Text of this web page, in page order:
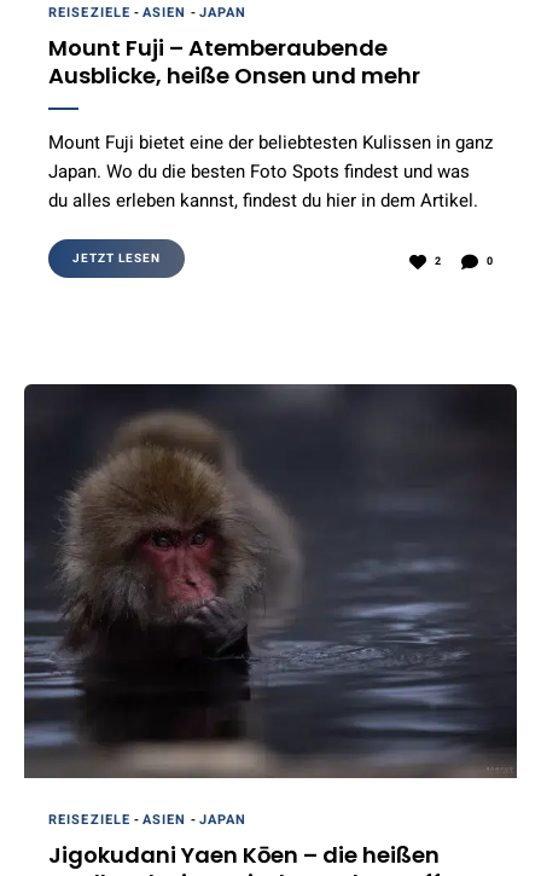
REISEZIELE -ASIEN -JAPAN
Mount Fuji – Atemberaubende
Ausblicke, heiße Onsen und mehr
Mount Fuji bietet eine der beliebtesten Kulissen in ganz
Japan. Wo du die besten Foto Spots findest und was
du alles erleben kannst, findest du hier in dem Artikel.
JETZT LESEN 2 0
REISEZIELE -ASIEN -JAPAN
Jigokudani Yaen Kōen – die heißen